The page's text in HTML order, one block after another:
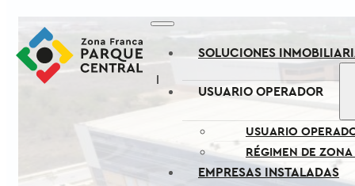
SOLUCIONES
USUARIO OPERADOR
USUARIO
RÉGIMEN DE
EMPRESAS INSTALADAS